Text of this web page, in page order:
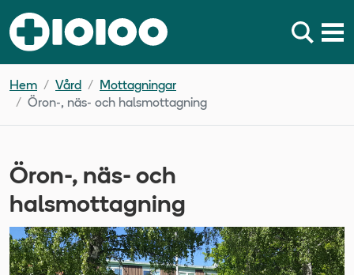
Hem Vård
Mottagningar
Öron-, näs- och halsmottagning
Öron-, näs- och
halsmottagning